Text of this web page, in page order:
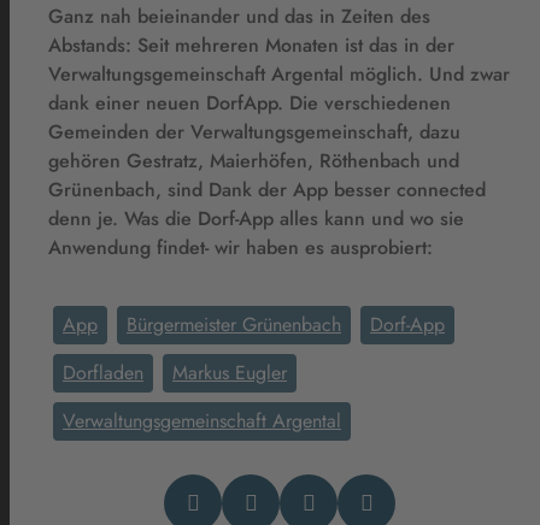
Ganz nah beieinander und das in Zeiten des
Abstands: Seit mehreren Monaten ist das in der
Verwaltungsgemeinschaft Argental möglich. Und zwar
dank einer neuen DorfApp. Die verschiedenen
Gemeinden der Verwaltungsgemeinschaft, dazu
gehören Gestratz, Maierhöfen, Röthenbach und
Grünenbach, sind Dank der App besser connected
denn je. Was die Dorf-App alles kann und wo sie
Anwendung findet- wir haben es ausprobiert:
App Bürgermeister Grünenbach
Dorf-App
Dorfladen
Markus Eugler
Verwaltungsgemeinschaft Argental